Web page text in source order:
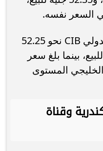
السعر نفسه.
كما سجل البنك التجاري الدولي CIB نحو 52.25
و52.35 جنيه للبيع، بينما بلغ سعر
المستوى
وقناة